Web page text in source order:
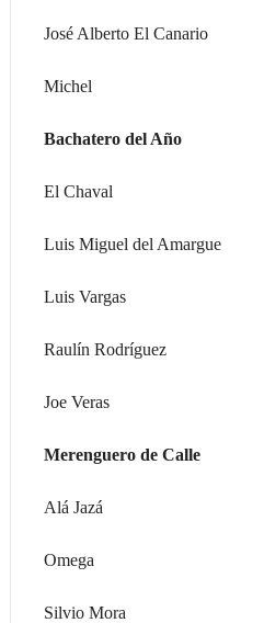
José Alberto El Canario
Michel
Bachatero del Año
El Chaval
Luis Miguel del Amargue
Luis Vargas
Raulín Rodríguez
Joe Veras
Merenguero de Calle
Alá Jazá
Omega
Silvio Mora